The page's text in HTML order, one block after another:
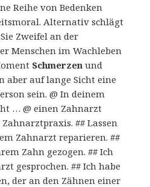
Reihe von Bedenken
Alternativ schlägt
Zweifel an der
Menschen im Wachleben
Schmerzen und
aber auf lange Sicht eine
sein. @ In deinem
… @ einen Zahnarzt
## Lassen
Zahnarzt reparieren. ##
Zahn gezogen. ## Ich
gesprochen. ## Ich habe
der an den Zähnen einer